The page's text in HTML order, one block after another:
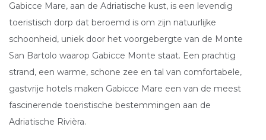
Gabicce Mare, aan de Adriatische kust, is een levendig
toeristisch dorp dat beroemd is om zijn natuurlijke
schoonheid, uniek door het voorgebergte van de Monte
San Bartolo waarop Gabicce Monte staat. Een prachtig
strand, een warme, schone zee en tal van comfortabele,
gastvrije hotels maken Gabicce Mare een van de meest
fascinerende toeristische bestemmingen aan de
Adriatische Rivièra.